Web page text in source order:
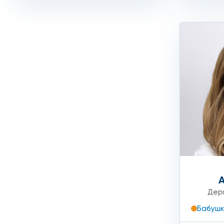
Продолжительность ограничений индивидуальна и
Сеть клиник «Столица» предлагает свои
эстетических проблем и возрастных изменений.
Записаться на прием к специалисту и уточнить